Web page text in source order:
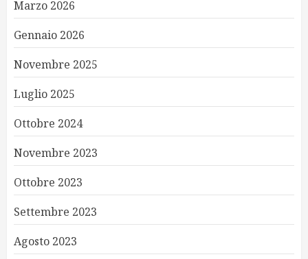
Marzo 2026
Gennaio 2026
Novembre 2025
Luglio 2025
Ottobre 2024
Novembre 2023
Ottobre 2023
Settembre 2023
Agosto 2023